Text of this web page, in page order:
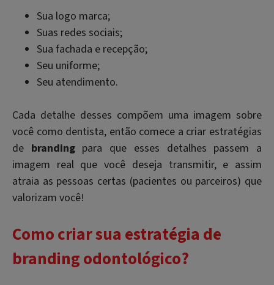
Sua logo marca;
Suas redes sociais;
Sua fachada e recepção;
Seu uniforme;
Seu atendimento.
Cada detalhe desses compõem uma imagem sobre
você como dentista, então comece a criar estratégias
de branding para que esses detalhes passem a
imagem real que você deseja transmitir, e assim
atraia as pessoas certas (pacientes ou parceiros) que
valorizam você!
Como criar sua estratégia de
branding odontológico?